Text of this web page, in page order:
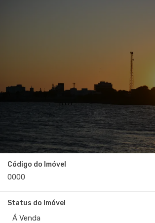
Código do Imóvel
Status do Imóvel
Á Venda